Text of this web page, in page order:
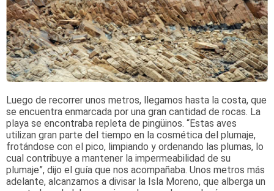
Luego de recorrer unos metros, llegamos hasta la costa, que
se encuentra enmarcada por una gran cantidad de rocas. La
playa se encontraba repleta de pingüinos. “Estas aves
utilizan gran parte del tiempo en la cosmética del plumaje,
frotándose con el pico, limpiando y ordenando las plumas, lo
cual contribuye a mantener la impermeabilidad de su
plumaje”, dijo el guía que nos acompañaba. Unos metros más
adelante, alcanzamos a divisar la Isla Moreno, que alberga un